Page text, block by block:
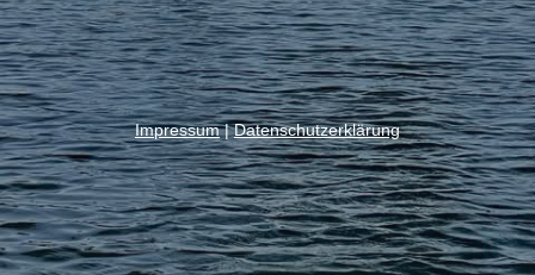
Impressum|Datenschutzerklärung